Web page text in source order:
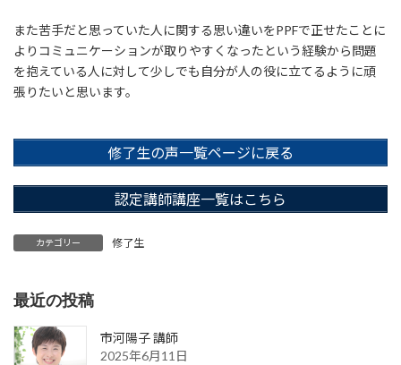
また苦手だと思っていた人に関する思い違いをPPFで正せたことに
よりコミュニケーションが取りやすくなったという経験から問題
を抱えている人に対して少しでも自分が人の役に立てるように頑
張りたいと思います。
修了生の声一覧ページに戻る
認定講師講座一覧はこちら
カテゴリー 修了生
最近の投稿
市河陽子 講師
2025年6月11日